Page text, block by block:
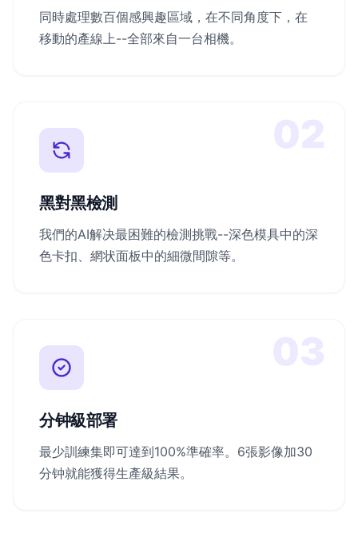
同時處理數百個感興趣區域，在不同角度下，在
移動的產線上--全部來自一台相機。
黑對黑檢測
我們的AI解决最困難的檢測挑戰--深色模具中的深
色卡扣、網状面板中的細微間隙等。
分钟級部署
最少訓練集即可達到100%準確率。6張影像加30
分钟就能獲得生產級結果。